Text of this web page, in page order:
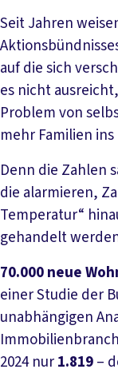
Seit Jahren
auf die sich
es nicht
Problem von
mehr Familien
Denn die Zahlen
die alarmieren,
Temperatur“
gehandelt
70.000 neue
einer Studie der
unabhängigen
2024 nur1.819–